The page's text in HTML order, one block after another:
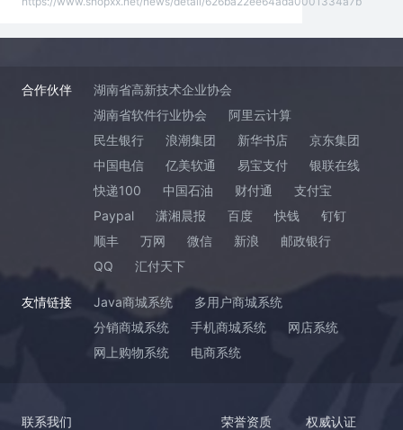
合作伙伴
湖南省高新技术企业协会
湖南省软件行业协会
阿里云计算
民生银行
浪潮集团 新华书店
京东集团
中国电信
亿美软通 易宝支付
银联在线
快递100
中国石油 财付通
支付宝
Paypal
潇湘晨报 百度 快钱
钉钉
顺丰
万网 微信 新浪
邮政银行
QQ
汇付天下
友情链接 Java商城系统
多用户商城系统
分销商城系统
手机商城系统
网店系统
网上购物系统
电商系统
联系我们
荣誉资质
权威认证